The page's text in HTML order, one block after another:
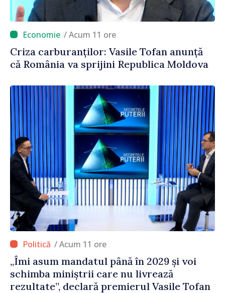
/ Acum 11 ore
Criza carburanților: Vasile Tofan anunță
că România va sprijini Republica Moldova
/ Acum 11 ore
„Îmi asum mandatul până în 2029 și voi
schimba miniștrii care nu livrează
rezultate”, declară premierul Vasile Tofan